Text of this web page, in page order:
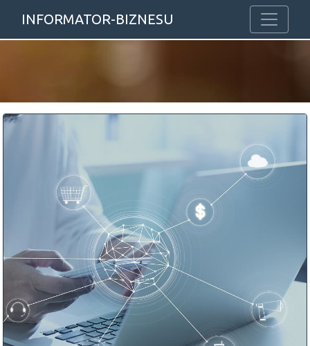
INFORMATOR-BIZNESU